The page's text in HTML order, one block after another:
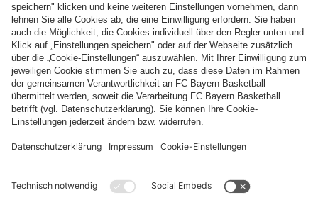
Zahlung & Lieferung
FC Bayern Store App